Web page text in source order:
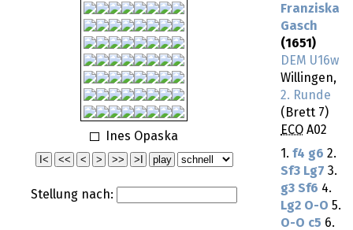
Ines Opaska
Stellung nach:
Franziska
Gasch
(1651)
DEM U16w
Willingen,
2. Runde
(Brett 7)
ECO A02
1. f4 g6 2.
Sf3 Lg7 3.
g3 Sf6 4.
Lg2 O-O 5.
O-O c5 6.